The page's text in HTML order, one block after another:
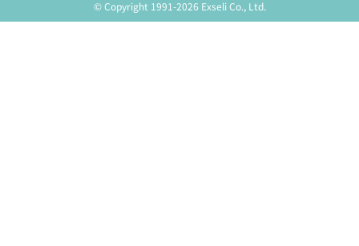
© Copyright 1991-2026 Exseli Co., Ltd.